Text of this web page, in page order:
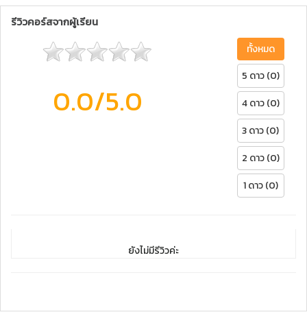
รีวิวคอร์สจากผู้เรียน
0.0/5.0
ทั้งหมด
5 ดาว (0)
4 ดาว (0)
3 ดาว (0)
2 ดาว (0)
1 ดาว (0)
ยังไม่มีรีวิวค่ะ